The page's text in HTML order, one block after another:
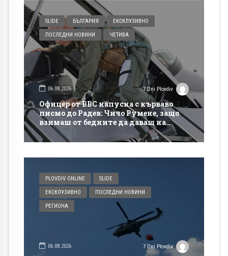
SLIDE БЪЛГАРИЯ ЕКСКЛУЗИВНО
ПОСЛЕДНИ НОВИНИ ЧЕТИВА
06.08.2026 7 Dni Plovdiv
Офицер от ВВС напусна с кърваво
писмо до Радев: Чичо Румене, защо
взимаш от бедните да даваш на
богатите?
PLOVDIV ONLINE SLIDE
ЕКСКЛУЗИВНО ПОСЛЕДНИ НОВИНИ
РЕГИОНА
06.08.2026 7 Dni Plovdiv